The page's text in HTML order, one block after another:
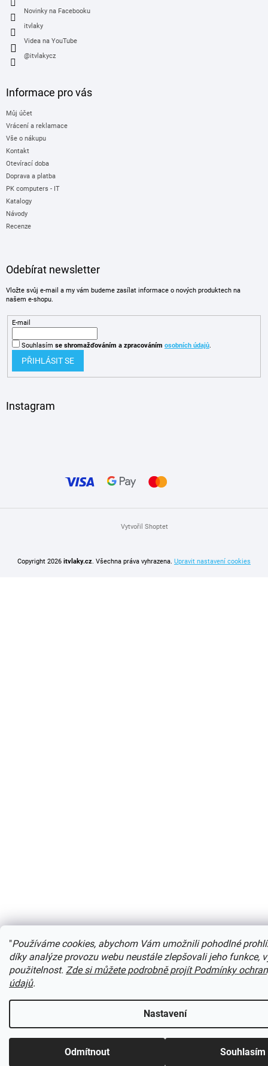
"Používáme cookies, abychom Vám umožnili pohodlné
díky analýze provozu webu neustále zlepšovali jeho funkce,
použitelnost. Zde si můžete podrobně projít Podmínky
údajů.
Nastavení
Odmítnout Souhlasím
Novinky na Facebooku
itvlaky
Videa na YouTube
@itvlakycz
Informace pro vás
Můj účet
Vrácení a reklamace
Vše o nákupu
Kontakt
Otevírací doba
Doprava a platba
PK computers - IT
Katalogy
Návody
Recenze
Odebírat newsletter
Vložte svůj e-mail a my vám budeme zasílat informace o nových produktech na
našem e-shopu.
E-mail
Souhlasím se shromažďováním a zpracováním osobních údajů.
PŘIHLÁSIT SE
Instagram
Vytvořil Shoptet
Copyright 2026 itvlaky.cz . Všechna práva vyhrazena. Upravit nastavení cookies